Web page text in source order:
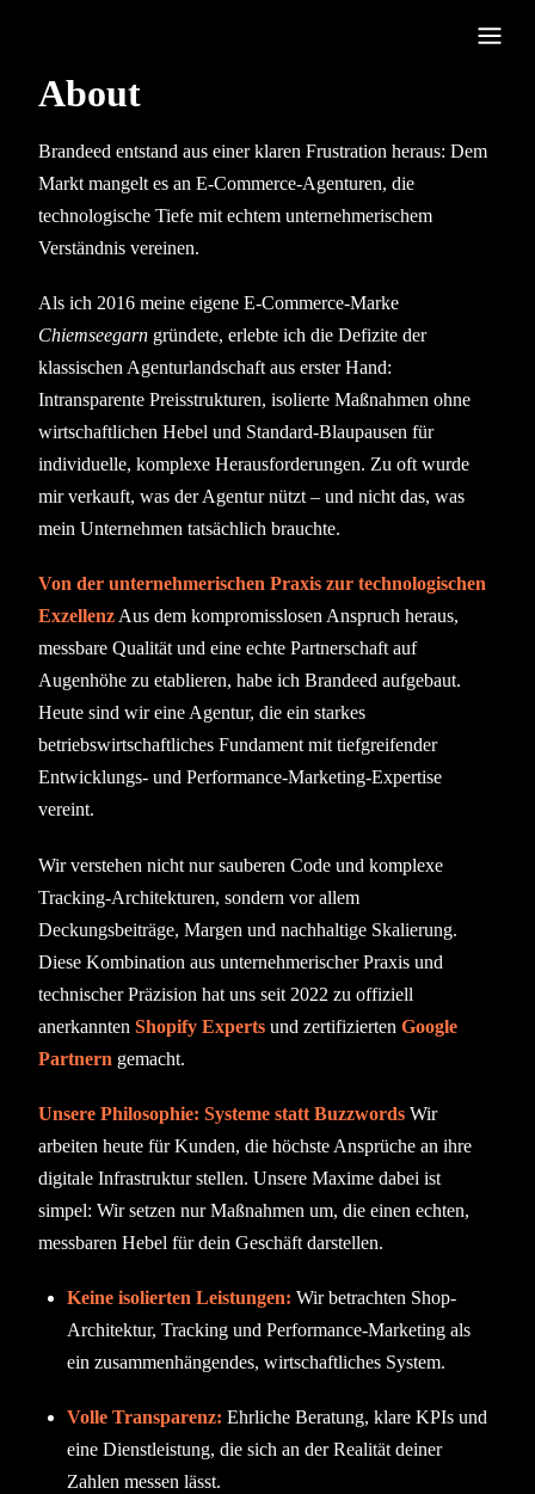
About
Brandeed entstand aus einer klaren Frustration heraus: Dem
Markt mangelt es an E-Commerce-Agenturen, die
technologische Tiefe mit echtem unternehmerischem
Verständnis vereinen.
Als ich 2016 meine eigene E-Commerce-Marke
Chiemseegarn gründete, erlebte ich die Defizite der
klassischen Agenturlandschaft aus erster Hand:
Intransparente Preisstrukturen, isolierte Maßnahmen ohne
wirtschaftlichen Hebel und Standard-Blaupausen für
individuelle, komplexe Herausforderungen. Zu oft wurde
mir verkauft, was der Agentur nützt – und nicht das, was
mein Unternehmen tatsächlich brauchte.
Von der unternehmerischen Praxis zur technologischen
Exzellenz Aus dem kompromisslosen Anspruch heraus,
messbare Qualität und eine echte Partnerschaft auf
Augenhöhe zu etablieren, habe ich Brandeed aufgebaut.
Heute sind wir eine Agentur, die ein starkes
betriebswirtschaftliches Fundament mit tiefgreifender
Entwicklungs- und Performance-Marketing-Expertise
vereint.
Wir verstehen nicht nur sauberen Code und komplexe
Tracking-Architekturen, sondern vor allem
Deckungsbeiträge, Margen und nachhaltige Skalierung.
Diese Kombination aus unternehmerischer Praxis und
technischer Präzision hat uns seit 2022 zu offiziell
anerkannten Shopify Experts und zertifizierten Google
Partnern gemacht.
Unsere Philosophie: Systeme statt Buzzwords Wir
arbeiten heute für Kunden, die höchste Ansprüche an ihre
digitale Infrastruktur stellen. Unsere Maxime dabei ist
simpel: Wir setzen nur Maßnahmen um, die einen echten,
messbaren Hebel für dein Geschäft darstellen.
Keine isolierten Leistungen: Wir betrachten Shop-
Architektur, Tracking und Performance-Marketing als
ein zusammenhängendes, wirtschaftliches System.
Volle Transparenz: Ehrliche Beratung, klare KPIs und
eine Dienstleistung, die sich an der Realität deiner
Zahlen messen lässt.